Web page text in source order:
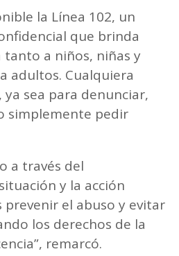
la Línea 102, un
que brinda
tanto a niños, niñas y
adultos. Cualquiera
sea para denunciar,
simplemente pedir
a través del
y la acción
el abuso y evitar
los derechos de la
remarcó.